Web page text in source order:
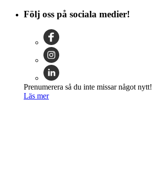
Följ oss på sociala medier!
Prenumerera så du inte missar något nytt!
Läs mer